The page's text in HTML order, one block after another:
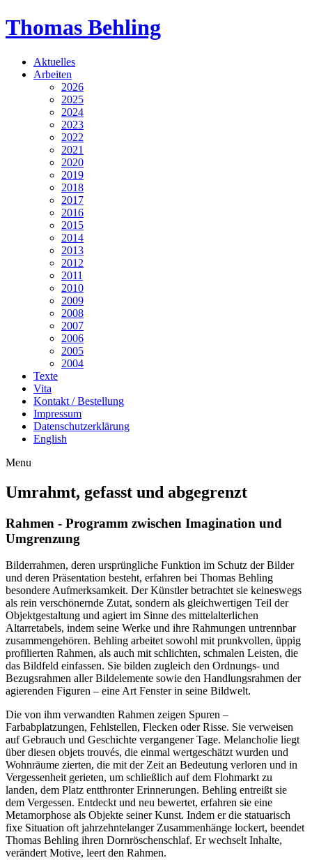
Thomas Behling
Aktuelles
Arbeiten
2026
2025
2024
2023
2022
2021
2020
2019
2018
2017
2016
2015
2014
2013
2012
2011
2010
2009
2008
2007
2006
2005
2004
Texte
Vita
Kontakt / Bestellung
Impressum
Datenschutzerklärung
English
Menu
Umrahmt, gefasst und abgegrenzt
Rahmen - Programm zwischen Imagination und
Umgrenzung
Bilderrahmen, deren ursprüngliche Funktion im Schutz der Bilder
und deren Präsentation besteht, erfahren bei Thomas Behling
besondere Aufmerksamkeit. Der Künstler betrachtet sie keineswegs
als rein verschönernde Zutat, sondern als gleichwertigen Teil der
Objektgestaltung und agiert im Sinne des mittelalterlichen
Altarretabels, indem seine Werke und ihre Rahmungen untrennbar
zusammengehören. Behling arbeitet sowohl mit prunkvollen, üppig
profilierten Rahmen, als auch mit schlichten, schmalen Leisten, die
das Bildfeld einfassen. Sie bilden zugleich den Ordnungs- und
Bezugsrahmen aller Bildelemente sowie den Handlungsrahmen der
agierenden Figuren – eine Art Fenster in seine Bildwelt.
Die von ihm verwandten Rahmen zeigen Spuren –
Farbabplatzungen, Fehlstellen, Flecken oder Risse. Sie verweisen
auf Gebrauch und Geschichte vergangener Tage. Melancholie liegt
über diesen objets trouvés, die einmal wertgeschätzt wurden und
Wohnräume zierten, die mit der Zeit an Bedeutung verloren und in
Vergessenheit gerieten, um schließlich auf dem Flohmarkt zu
landen, dem Platz entthronter Erinnerungen. Behling entreißt sie
dem Vergessen. Entdeckt und neu bewertet, erfahren sie eine
Metamorphose als Objekte seiner Kunst. Indem er die statuarisch
fixe Situation oft jahrzehntelanger Zusammenhänge lockert, beendet
Thomas Behling ihren Dornröschenschlaf. Er wechselt Inhalte,
verändert Motive, leert den Rahmen.